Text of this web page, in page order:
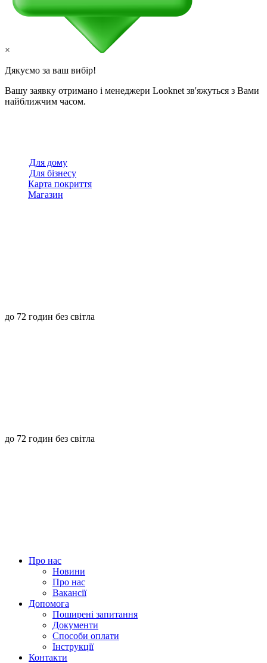
×
Дякуємо за ваш вибір!
Вашу заявку отримано і менеджери Looknet зв'яжуться з Вами
найближчим часом.
Для дому
Для бізнесу
Карта покриття
Магазин
до 72 годин без світла
до 72 годин без світла
Про нас
Новини
Про нас
Вакансії
Допомога
Поширені запитання
Документи
Способи оплати
Інструкції
Контакти